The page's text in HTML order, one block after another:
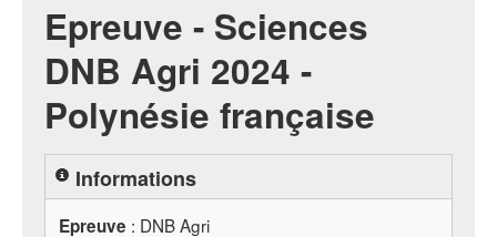
Epreuve - Sciences
DNB Agri 2024 -
Polynésie française
Informations
Epreuve : DNBAgri